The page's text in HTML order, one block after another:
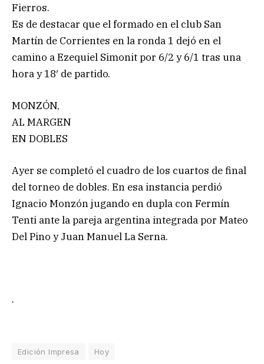
Fierros.
Es de destacar que el formado en el club San
Martín de Corrientes en la ronda 1 dejó en el
camino a Ezequiel Simonit por 6/2 y 6/1 tras una
hora y 18′ de partido.
MONZÓN,
AL MARGEN
EN DOBLES
Ayer se completó el cuadro de los cuartos de final
del torneo de dobles. En esa instancia perdió
Ignacio Monzón jugando en dupla con Fermín
Tenti ante la pareja argentina integrada por Mateo
Del Pino y Juan Manuel La Serna.
.
Edición Impresa Hoy